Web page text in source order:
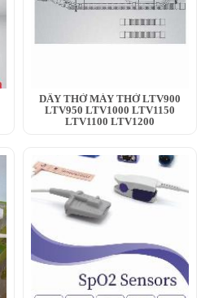
DÂY THỞ MÁY THỞ LTV900
LTV950 LTV1000 LTV1150
LTV1100 LTV1200